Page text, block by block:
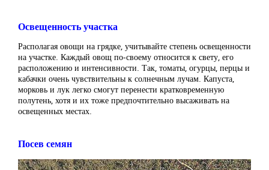
Освещенность участка
Располагая овощи на грядке, учитывайте степень освещенности
на участке. Каждый овощ по-своему относится к свету, его
расположению и интенсивности. Так, томаты, огурцы, перцы и
кабачки очень чувствительны к солнечным лучам. Капуста,
морковь и лук легко смогут перенести кратковременную
полутень, хотя и их тоже предпочтительно высаживать на
освещенных местах.
Посев семян